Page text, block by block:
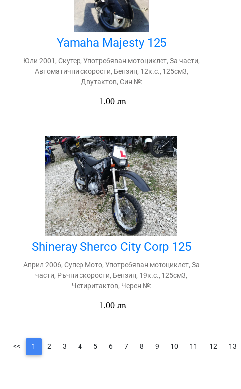
Yamaha Majesty 125
Юли 2001, Скутер, Употребяван мотоциклет, За части,
Автоматични скорости, Бензин, 12к.с., 125см3,
Двутактов, Син №:
1.00 лв
Shineray Sherco City Corp 125
Април 2006, Супер Мото, Употребяван мотоциклет, За
части, Ръчни скорости, Бензин, 19к.с., 125см3,
Четиритактов, Черен №:
1.00 лв
<< 1 2 3 4 5 6 7 8 9 10 11 12 13